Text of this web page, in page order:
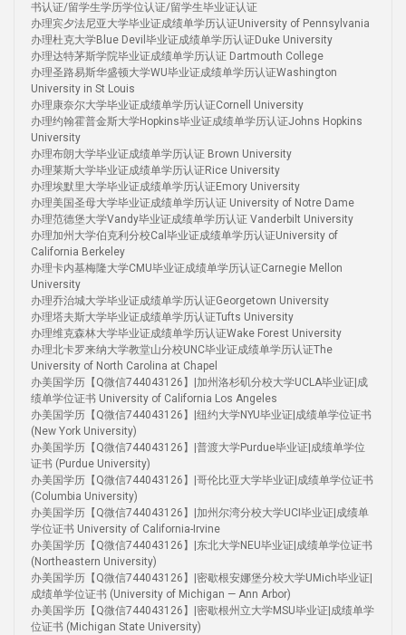
书认证/留学生学历学位认证/留学生毕业证认证
办理宾夕法尼亚大学毕业证成绩单学历认证University of Pennsylvania
办理杜克大学Blue Devil毕业证成绩单学历认证Duke University
办理达特茅斯学院毕业证成绩单学历认证 Dartmouth College
办理圣路易斯华盛顿大学WU毕业证成绩单学历认证Washington
University in St Louis
办理康奈尔大学毕业证成绩单学历认证Cornell University
办理约翰霍普金斯大学Hopkins毕业证成绩单学历认证Johns Hopkins
University
办理布朗大学毕业证成绩单学历认证 Brown University
办理莱斯大学毕业证成绩单学历认证Rice University
办理埃默里大学毕业证成绩单学历认证Emory University
办理美国圣母大学毕业证成绩单学历认证 University of Notre Dame
办理范德堡大学Vandy毕业证成绩单学历认证 Vanderbilt University
办理加州大学伯克利分校Cal毕业证成绩单学历认证University of
California Berkeley
办理卡内基梅隆大学CMU毕业证成绩单学历认证Carnegie Mellon
University
办理乔治城大学毕业证成绩单学历认证Georgetown University
办理塔夫斯大学毕业证成绩单学历认证Tufts University
办理维克森林大学毕业证成绩单学历认证Wake Forest University
办理北卡罗来纳大学教堂山分校UNC毕业证成绩单学历认证The
University of North Carolina at Chapel
办美国学历【Q微信744043126】|加州洛杉矶分校大学UCLA毕业证|成
绩单学位证书 University of California Los Angeles
办美国学历【Q微信744043126】|纽约大学NYU毕业证|成绩单学位证书
(New York University)
办美国学历【Q微信744043126】|普渡大学Purdue毕业证|成绩单学位
证书 (Purdue University)
办美国学历【Q微信744043126】|哥伦比亚大学毕业证|成绩单学位证书
(Columbia University)
办美国学历【Q微信744043126】|加州尔湾分校大学UCI毕业证|成绩单
学位证书 University of California-Irvine
办美国学历【Q微信744043126】|东北大学NEU毕业证|成绩单学位证书
(Northeastern University)
办美国学历【Q微信744043126】|密歇根安娜堡分校大学UMich毕业证|
成绩单学位证书 (University of Michigan — Ann Arbor)
办美国学历【Q微信744043126】|密歇根州立大学MSU毕业证|成绩单学
位证书 (Michigan State University)